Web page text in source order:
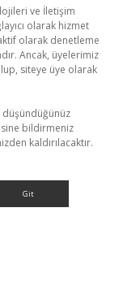
ve İletişim
olarak hizmet
olarak denetleme
Ancak, üyelerimiz
siteye üye olarak
düşündüğünüz
bildirmeniz
kaldırılacaktır.